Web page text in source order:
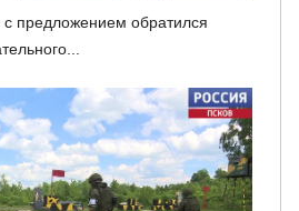
предложением обратился